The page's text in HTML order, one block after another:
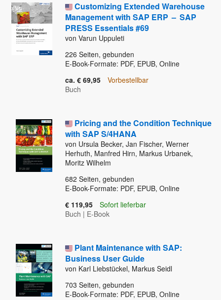
Customizing Extended Warehouse
Management with SAP ERP – SAP
PRESS Essentials #69
von Varun Uppuleti
226 Seiten, gebunden
E-Book-Formate: PDF, EPUB, Online
ca. € 69,95
Vorbestellbar
Buch
Pricing and the Condition Technique
with SAP S/4HANA
von Ursula Becker, Jan Fischer, Werner
Herhuth, Manfred Hirn, Markus Urbanek,
Moritz Wilhelm
682 Seiten, gebunden
E-Book-Formate: PDF, EPUB, Online
€ 119,95
Sofort lieferbar
Buch | E-Book
Plant Maintenance with SAP:
Business User Guide
von Karl Liebstückel, Markus Seidl
703 Seiten, gebunden
E-Book-Formate: PDF, EPUB, Online